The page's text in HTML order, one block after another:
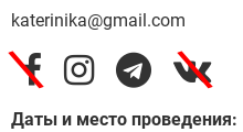
katerinika@gmail.com
\ \
Даты и место проведения: